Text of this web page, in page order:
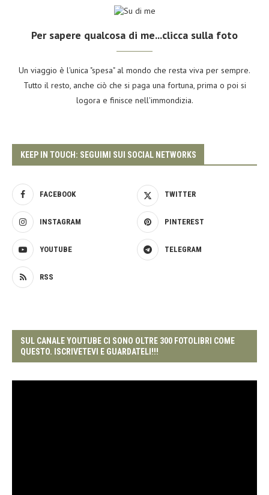
Per sapere qualcosa di me...clicca sulla foto
Un viaggio è l'unica "spesa" al mondo che resta viva per sempre.
Tutto il resto, anche ciò che si paga una fortuna, prima o poi si
logora e finisce nell'immondizia.
KEEP IN TOUCH: SEGUIMI SUI SOCIAL NETWORKS
FACEBOOK TWITTER
INSTAGRAM PINTEREST
YOUTUBE TELEGRAM
RSS
SUL CANALE YOUTUBE CI SONO OLTRE 300 FOTOLIBRI COME
QUESTO. ISCRIVETEVI E GUARDATELI!!!